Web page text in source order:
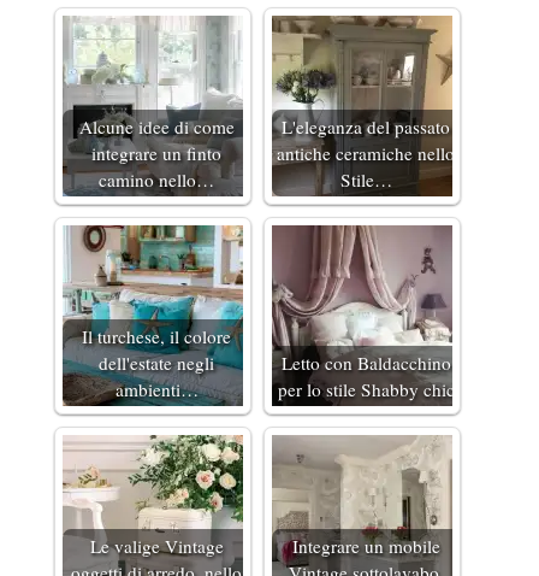
Alcune idee di come
integrare un finto
camino nello…
L'eleganza del passato
antiche ceramiche nello
Stile…
Il turchese, il colore
dell'estate negli
ambienti…
Letto con Baldacchino
per lo stile Shabby chic
Le valige Vintage
Integrare un mobile